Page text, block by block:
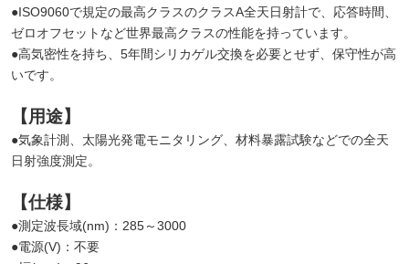
●ISO9060で規定の最高クラスのクラスA全天日射計で、応答時間、
ゼロオフセットなど世界最高クラスの性能を持っています。
●高気密性を持ち、5年間シリカゲル交換を必要とせず、保守性が高
いです。
【用途】
●気象計測、太陽光発電モニタリング、材料暴露試験などでの全天
日射強度測定。
【仕様】
●測定波長域(nm)：285～3000
●電源(V)：不要